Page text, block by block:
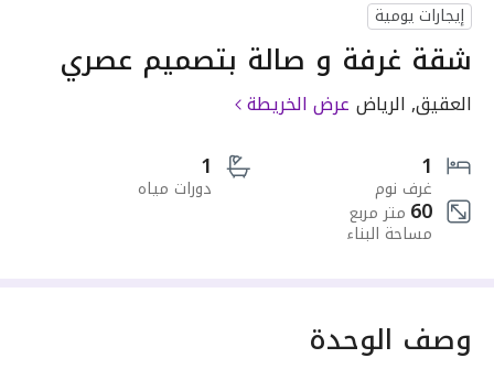
إيجارات يومية
شقة غرفة و صالة بتصميم عصري
العقيق, الرياض عرض الخريطة
1
غرف نوم
1
دورات مياه
60 متر مربع
مساحة البناء
وصف الوحدة